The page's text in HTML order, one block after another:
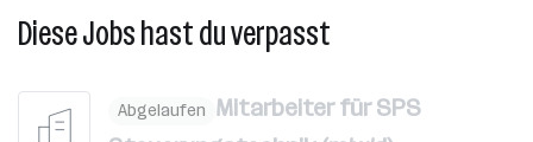
Diese Jobs hast du verpasst
Abgelaufen Mitarbeiter für SPS